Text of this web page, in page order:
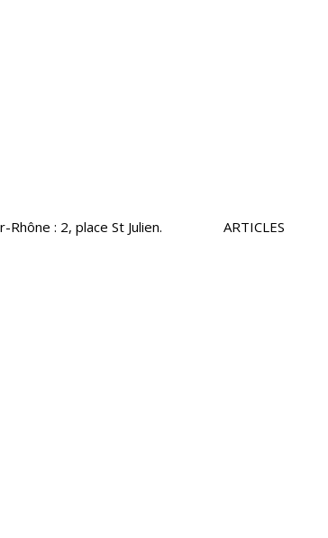
sur-Rhône : 2, place St Julien. ARTICLES